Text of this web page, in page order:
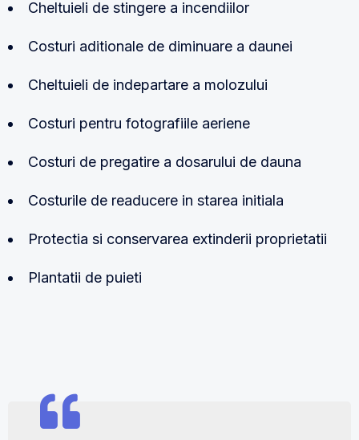
Cheltuieli de stingere a incendiilor
Costuri aditionale de diminuare a daunei
Cheltuieli de indepartare a molozului
Costuri pentru fotografiile aeriene
Costuri de pregatire a dosarului de dauna
Costurile de readucere in starea initiala
Protectia si conservarea extinderii proprietatii
Plantatii de puieti